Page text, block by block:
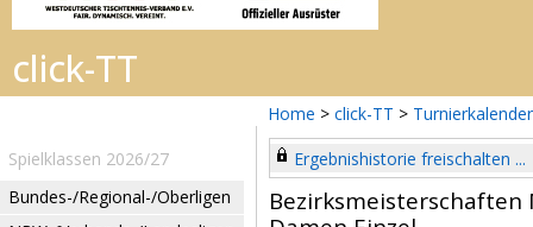
Home > click-TT > Turnierkalender
Spielklassen 2026/27
Bundes-/Regional-/Oberligen
Ergebnishistorie freischalten ...